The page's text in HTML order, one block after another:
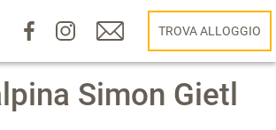
TROVA ALLOGGIO
Simon Gietl